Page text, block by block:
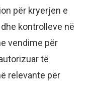
për kryerjen e
kontrolleve në
vendime për
të
relevante për